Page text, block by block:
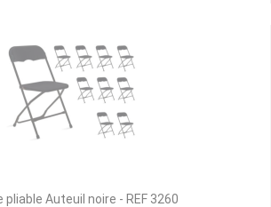
pliable Auteuil noire - REF 3260